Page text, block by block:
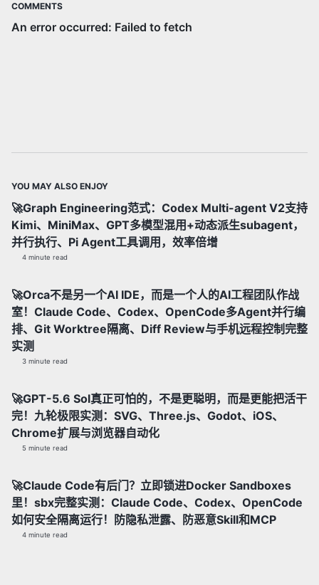
COMMENTS
YOU MAY ALSO ENJOY
🚀Graph Engineering范式：Codex Multi-agent V2支持
Kimi、MiniMax、GPT多模型混用+动态派生subagent，
并行执行、Pi Agent工具调用，效率倍增
4 minute read
🚀Orca不是另一个AI IDE，而是一个人的AI工程团队作战
室！Claude Code、Codex、OpenCode多Agent并行编
排、Git Worktree隔离、Diff Review与手机远程控制完整
实测
3 minute read
🚀GPT-5.6 Sol真正可怕的，不是更聪明，而是更能把活干
完！九轮极限实测：SVG、Three.js、Godot、iOS、
Chrome扩展与浏览器自动化
5 minute read
🚀Claude Code有后门？立即锁进Docker Sandboxes
里！sbx完整实测：Claude Code、Codex、OpenCode
如何安全隔离运行！防隐私泄露、防恶意Skill和MCP
4 minute read